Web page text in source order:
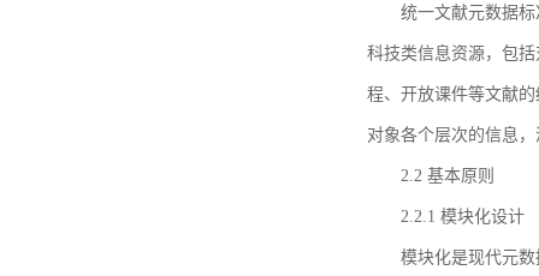
统一文献元数据
科技类信息资源，包
程、开放课件等文献
对象各个层次的信息
2.2 基本原则
2.2.1 模块化设计
模块化是现代元